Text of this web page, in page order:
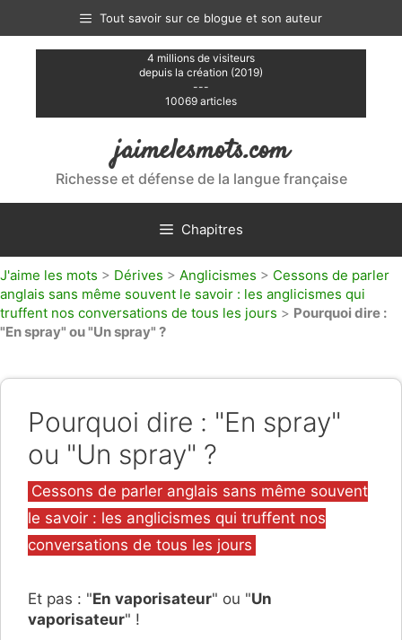
contenu
Tout savoir sur ce blogue et son auteur
4 millions de visiteurs
depuis la création (2019)
---
10069 articles
jaimelesmots.com
Richesse et défense de la langue française
Chapitres
J'aime les mots > Dérives > Anglicismes > Cessons de parler
anglais sans même souvent le savoir : les anglicismes qui
truffent nos conversations de tous les jours > Pourquoi dire :
"En spray" ou "Un spray" ?
Pourquoi dire : "En spray"
ou "Un spray" ?
Catégories
Cessons de parler anglais sans même souvent
le savoir : les anglicismes qui truffent nos
conversations de tous les jours
Et pas : "En vaporisateur" ou "Un
vaporisateur" !